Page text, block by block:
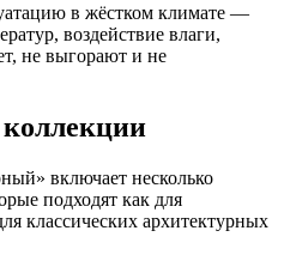
в жёстком климате —
воздействие влаги,
не выгорают и не
включает несколько
подходят как для
классических архитектурных